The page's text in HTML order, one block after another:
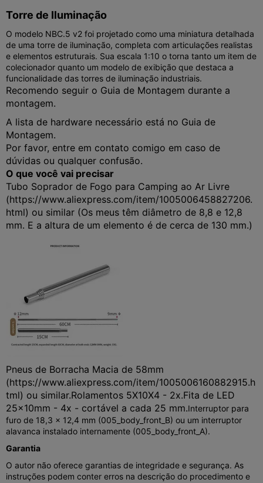
Torre de Iluminação
O modelo NBC.5 v2 foi projetado como uma miniatura detalhada
de uma torre de iluminação, completa com articulações realistas
e elementos estruturais. Sua escala 1:10 o torna tanto um item de
colecionador quanto um modelo de exibição que destaca a
funcionalidade das torres de iluminação industriais.
Recomendo seguir o Guia de Montagem durante a
montagem.
A lista de hardware necessário está no Guia de
Montagem.
Por favor, entre em contato comigo em caso de
dúvidas ou qualquer confusão.
O que você vai precisar
Tubo Soprador de Fogo para Camping ao Ar Livre
(https://www.aliexpress.com/item/1005006458827206.
html) ou similar (Os meus têm diâmetro de 8,8 e 12,8
mm. E a altura de um elemento é de cerca de 130 mm.)
Pneus de Borracha Macia de 58mm
(https://www.aliexpress.com/item/1005006160882915.h
tml) ou similar.Rolamentos 5X10X4 - 2x.Fita de LED
25x10mm - 4x - cortável a cada 25 mm.Interruptor para
furo de 18,3 x 12,4 mm (005_body_front_B) ou um interruptor
alavanca instalado internamente (005_body_front_A).
Garantia
O autor não oferece garantias de integridade e segurança. As
instruções podem conter erros na descrição do procedimento e